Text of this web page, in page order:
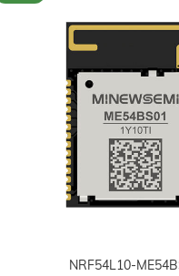
카트에 추가하십시오NRF54L10-